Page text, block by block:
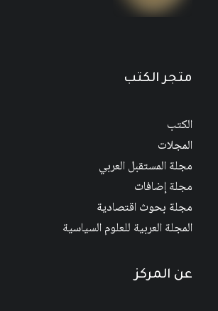
متجر الكتب
الكتب
المجلات
مجلة المستقبل العربي
مجلة إضافات
مجلة بحوث اقتصادية
المجلة العربية للعلوم السياسية
عن المركز